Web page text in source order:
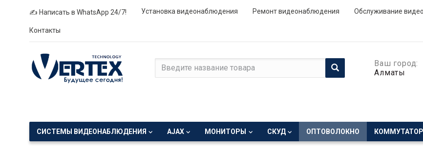
✍ Написать в WhatsApp 24/7! Установка видеонаблюдения Ремонт видеонаблюдения Обслуживание
Контакты
Ваш город:
Алматы
СИСТЕМЫ ВИДЕОНАБЛЮДЕНИЯ AJAX МОНИТОРЫ СКУД ОПТОВОЛОКНО